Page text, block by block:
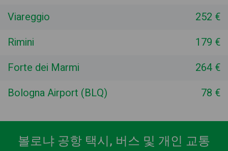
Viareggio
252 €
Rimini
179 €
Forte dei Marmi
264 €
Bologna Airport (BLQ)
78 €
볼로냐 공항 택시, 버스 및 개인 교통